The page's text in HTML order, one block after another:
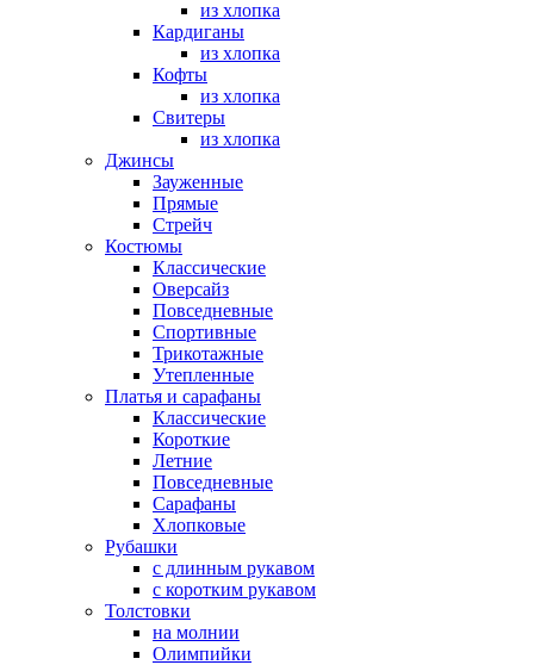
из хлопка
Кардиганы
из хлопка
Кофты
из хлопка
Свитеры
из хлопка
Джинсы
Зауженные
Прямые
Стрейч
Костюмы
Классические
Оверсайз
Повседневные
Спортивные
Трикотажные
Утепленные
Платья и сарафаны
Классические
Короткие
Летние
Повседневные
Сарафаны
Хлопковые
Рубашки
с длинным рукавом
с коротким рукавом
Толстовки
на молнии
Олимпийки